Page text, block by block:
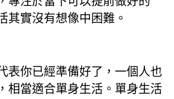
其實沒有想像中困難。
表你已經準備好了，一個人也
相當適合單身生活。單身生活